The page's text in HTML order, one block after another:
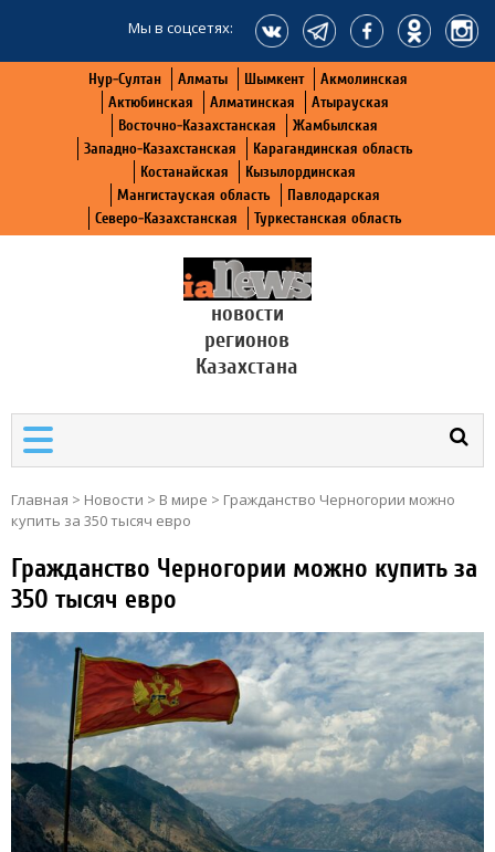
Мы в соцсетях:
Нур-Султан Алматы Шымкент
Акмолинская
Актюбинская
Алматинская
Атырауская
Восточно-Казахстанская
Жамбылская
Западно-Казахстанская
Карагандинская область
Костанайская
Кызылординская
Мангистауская область
Павлодарская
Северо-Казахстанская
Туркестанская область
новости
регионов
Казахстана
Главная > Новости > В мире > Гражданство Черногории можно
купить за 350 тысяч евро
Гражданство Черногории можно купить за
350 тысяч евро